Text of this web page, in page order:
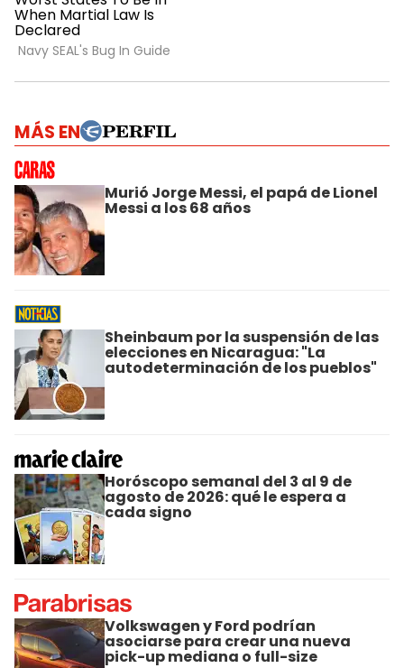
MÁS EN
Murió Jorge Messi, el papá de Lionel
Messi a los 68 años
Sheinbaum por la suspensión de las
elecciones en Nicaragua: "La
autodeterminación de los pueblos"
Horóscopo semanal del 3 al 9 de
agosto de 2026: qué le espera a
cada signo
Volkswagen y Ford podrían
asociarse para crear una nueva
pick-up mediana o full-size